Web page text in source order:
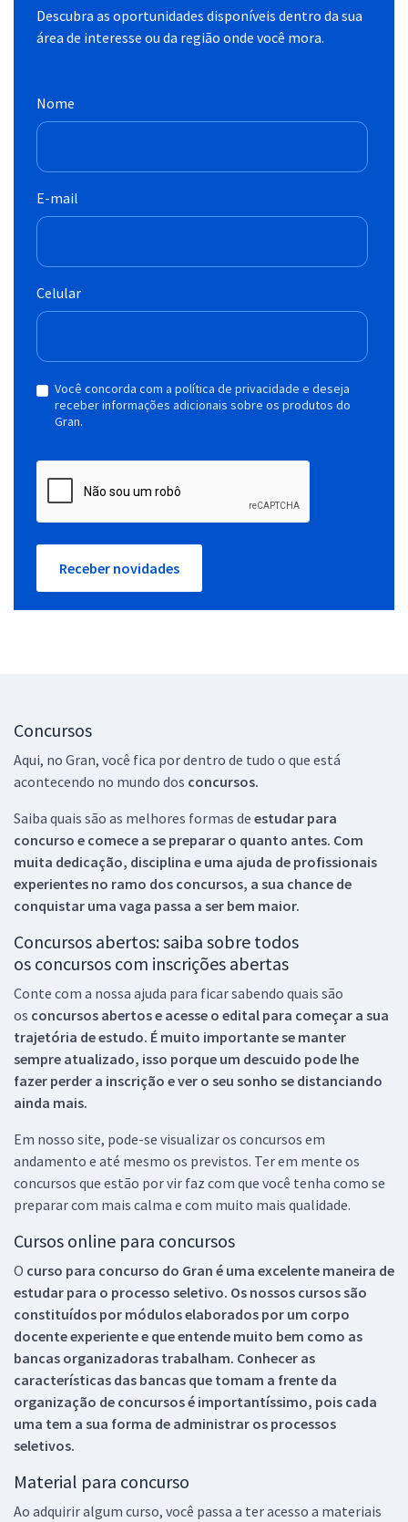
Descubra as oportunidades disponíveis dentro da sua
área de interesse ou da região onde você mora.
Nome
E-mail
Celular
Você concorda com a política de privacidade e deseja
receber informações adicionais sobre os produtos do
Gran.
Receber novidades
Concursos
Aqui, no Gran, você fica por dentro de tudo o que está
acontecendo no mundo dos concursos.
Saiba quais são as melhores formas de estudar para
concurso e comece a se preparar o quanto antes. Com
muita dedicação, disciplina e uma ajuda de profissionais
experientes no ramo dos concursos, a sua chance de
conquistar uma vaga passa a ser bem maior.
Concursos abertos: saiba sobre todos
os concursos com inscrições abertas
Conte com a nossa ajuda para ficar sabendo quais são
os concursos abertos e acesse o edital para começar a sua
trajetória de estudo. É muito importante se manter
sempre atualizado, isso porque um descuido pode lhe
fazer perder a inscrição e ver o seu sonho se distanciando
ainda mais.
Em nosso site, pode-se visualizar os concursos em
andamento e até mesmo os previstos. Ter em mente os
concursos que estão por vir faz com que você tenha como se
preparar com mais calma e com muito mais qualidade.
Cursos online para concursos
O curso para concurso do Gran é uma excelente maneira de
estudar para o processo seletivo. Os nossos cursos são
constituídos por módulos elaborados por um corpo
docente experiente e que entende muito bem como as
bancas organizadoras trabalham. Conhecer as
características das bancas que tomam a frente da
organização de concursos é importantíssimo, pois cada
uma tem a sua forma de administrar os processos
seletivos.
Material para concurso
Ao adquirir algum curso, você passa a ter acesso a materiais